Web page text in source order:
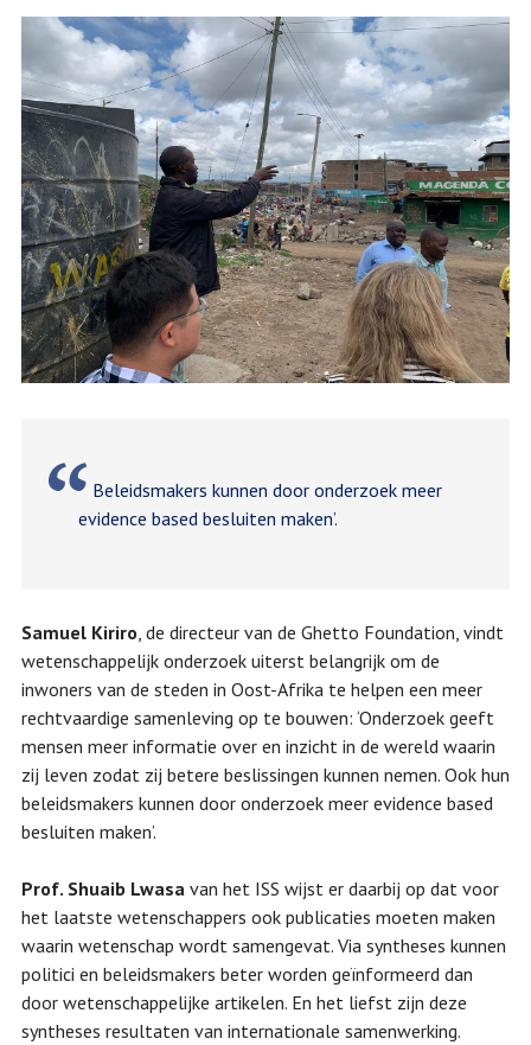
Beleidsmakers kunnen door onderzoek meer
evidence based besluiten maken’.
Samuel Kiriro, de directeur van de Ghetto Foundation, vindt
wetenschappelijk onderzoek uiterst belangrijk om de
inwoners van de steden in Oost-Afrika te helpen een meer
rechtvaardige samenleving op te bouwen: ‘Onderzoek geeft
mensen meer informatie over en inzicht in de wereld waarin
zij leven zodat zij betere beslissingen kunnen nemen. Ook hun
beleidsmakers kunnen door onderzoek meer evidence based
besluiten maken’.
Prof. Shuaib Lwasavan het ISS wijst er daarbij op dat voor
het laatste wetenschappers ook publicaties moeten maken
waarin wetenschap wordt samengevat. Via syntheses kunnen
politici en beleidsmakers beter worden geïnformeerd dan
door wetenschappelijke artikelen. En het liefst zijn deze
syntheses resultaten van internationale samenwerking.